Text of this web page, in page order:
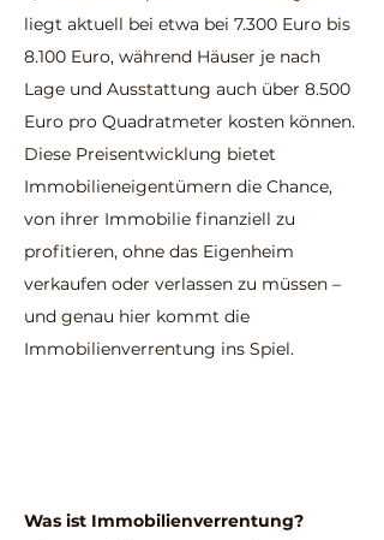
liegt aktuell bei etwa bei 7.300 Euro bis
8.100 Euro, während Häuser je nach
Lage und Ausstattung auch über 8.500
Euro pro Quadratmeter kosten können.
Diese Preisentwicklung bietet
Immobilieneigentümern die Chance,
von ihrer Immobilie finanziell zu
profitieren, ohne das Eigenheim
verkaufen oder verlassen zu müssen –
und genau hier kommt die
Immobilienverrentung ins Spiel.
Was ist Immobilienverrentung?